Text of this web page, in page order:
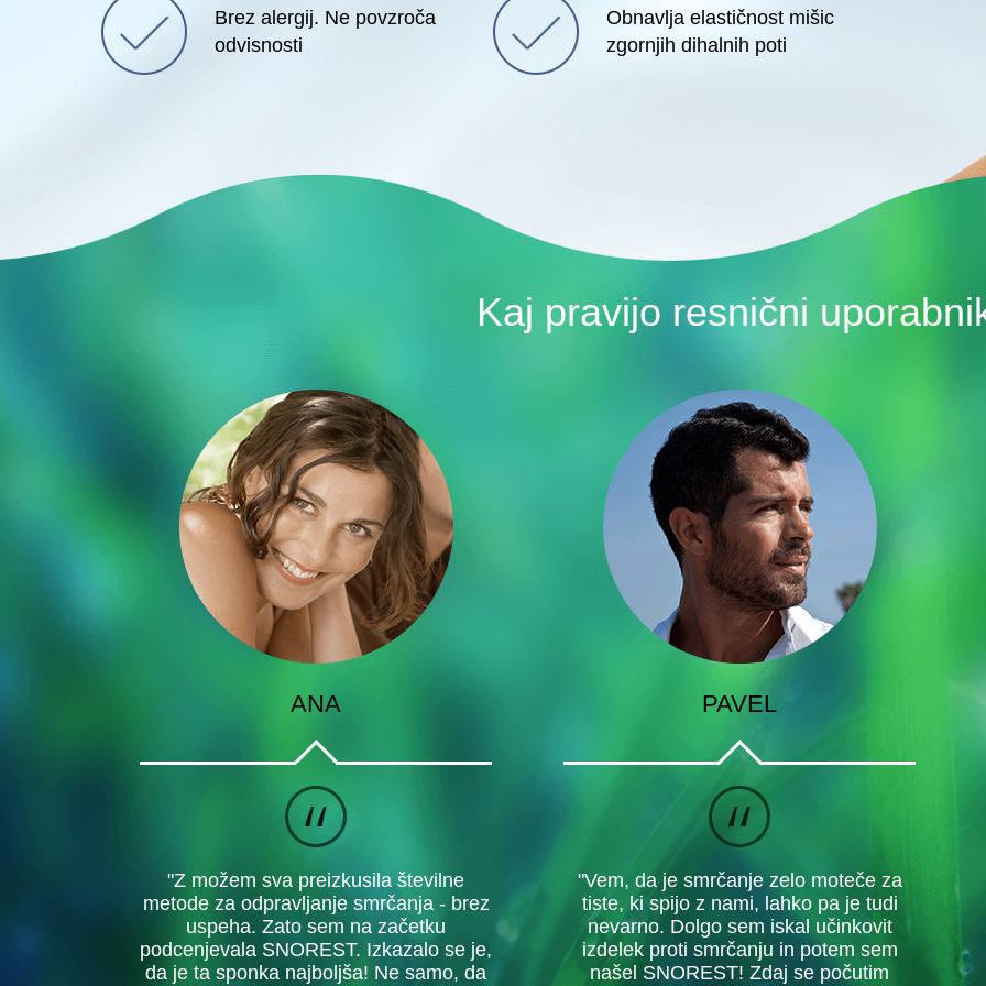
Brez alergij. Ne povzroča
odvisnosti
Obnavlja elastičnost mišic
zgornjih dihalnih poti
Kaj pravijo resnični
ANA
"Z možem sva preizkusila številne
metode za odpravljanje smrčanja - brez
uspeha. Zato sem na začetku
podcenjevala SNOREST. Izkazalo se je,
da je ta sponka najboljša! Ne samo, da
PAVEL
"Vem, da je smrčanje zelo moteče za
tiste, ki spijo z nami, lahko pa je tudi
nevarno. Dolgo sem iskal učinkovit
izdelek proti smrčanju in potem sem
našel SNOREST! Zdaj se počutim